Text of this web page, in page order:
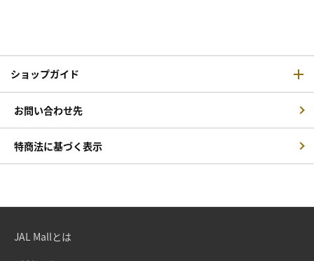
ショップガイド
お問い合わせ先
特商法に基づく表示
JAL Mallとは